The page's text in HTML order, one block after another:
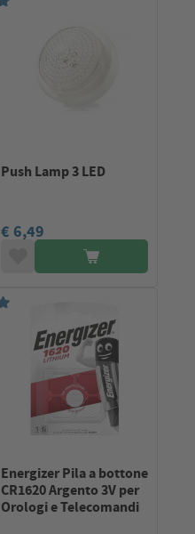
Push Lamp 3 LED
€ 6,49
Energizer Pila a bottone
CR1620 Argento 3V per
Orologi e Telecomandi